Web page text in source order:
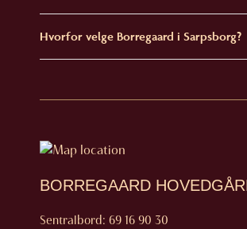
Hvorfor velge Borregaard i Sarpsborg?
BORREGAARD
Sentralbord: 69 16 90 30